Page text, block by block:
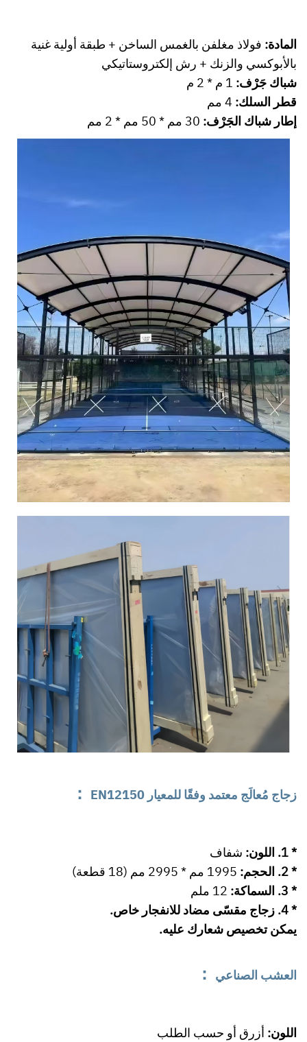
المادة: فولاذ مغلفن بالغمس الساخن + طبقة أولية غنية
بالأبوكسي والزنك + رش إلكتروستاتيكي
شباك جَرْف: 1 م * 2 م
قطر السلك: 4 مم
إطار شباك الجَرْف: 30 مم * 50 مم * 2 مم
زجاج مُعالَج معتمد وفقًا للمعيار EN12150 ：
* 1. اللون:
شفاف
* 2. الحجم:
1995 مم * 2995 مم (18 قطعة)
* 3. السماكة:
12 ملم
* 4. زجاج مقسّى مضاد للانفجار خاص.
يمكن تخصيص شعارك عليه.
العشب الصناعي ：
اللون: أزرق أو حسب الطلب